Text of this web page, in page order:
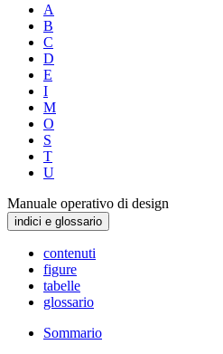
A
B
C
D
E
I
M
O
S
T
U
Manuale operativo di design
indici e glossario
contenuti
figure
tabelle
glossario
Sommario